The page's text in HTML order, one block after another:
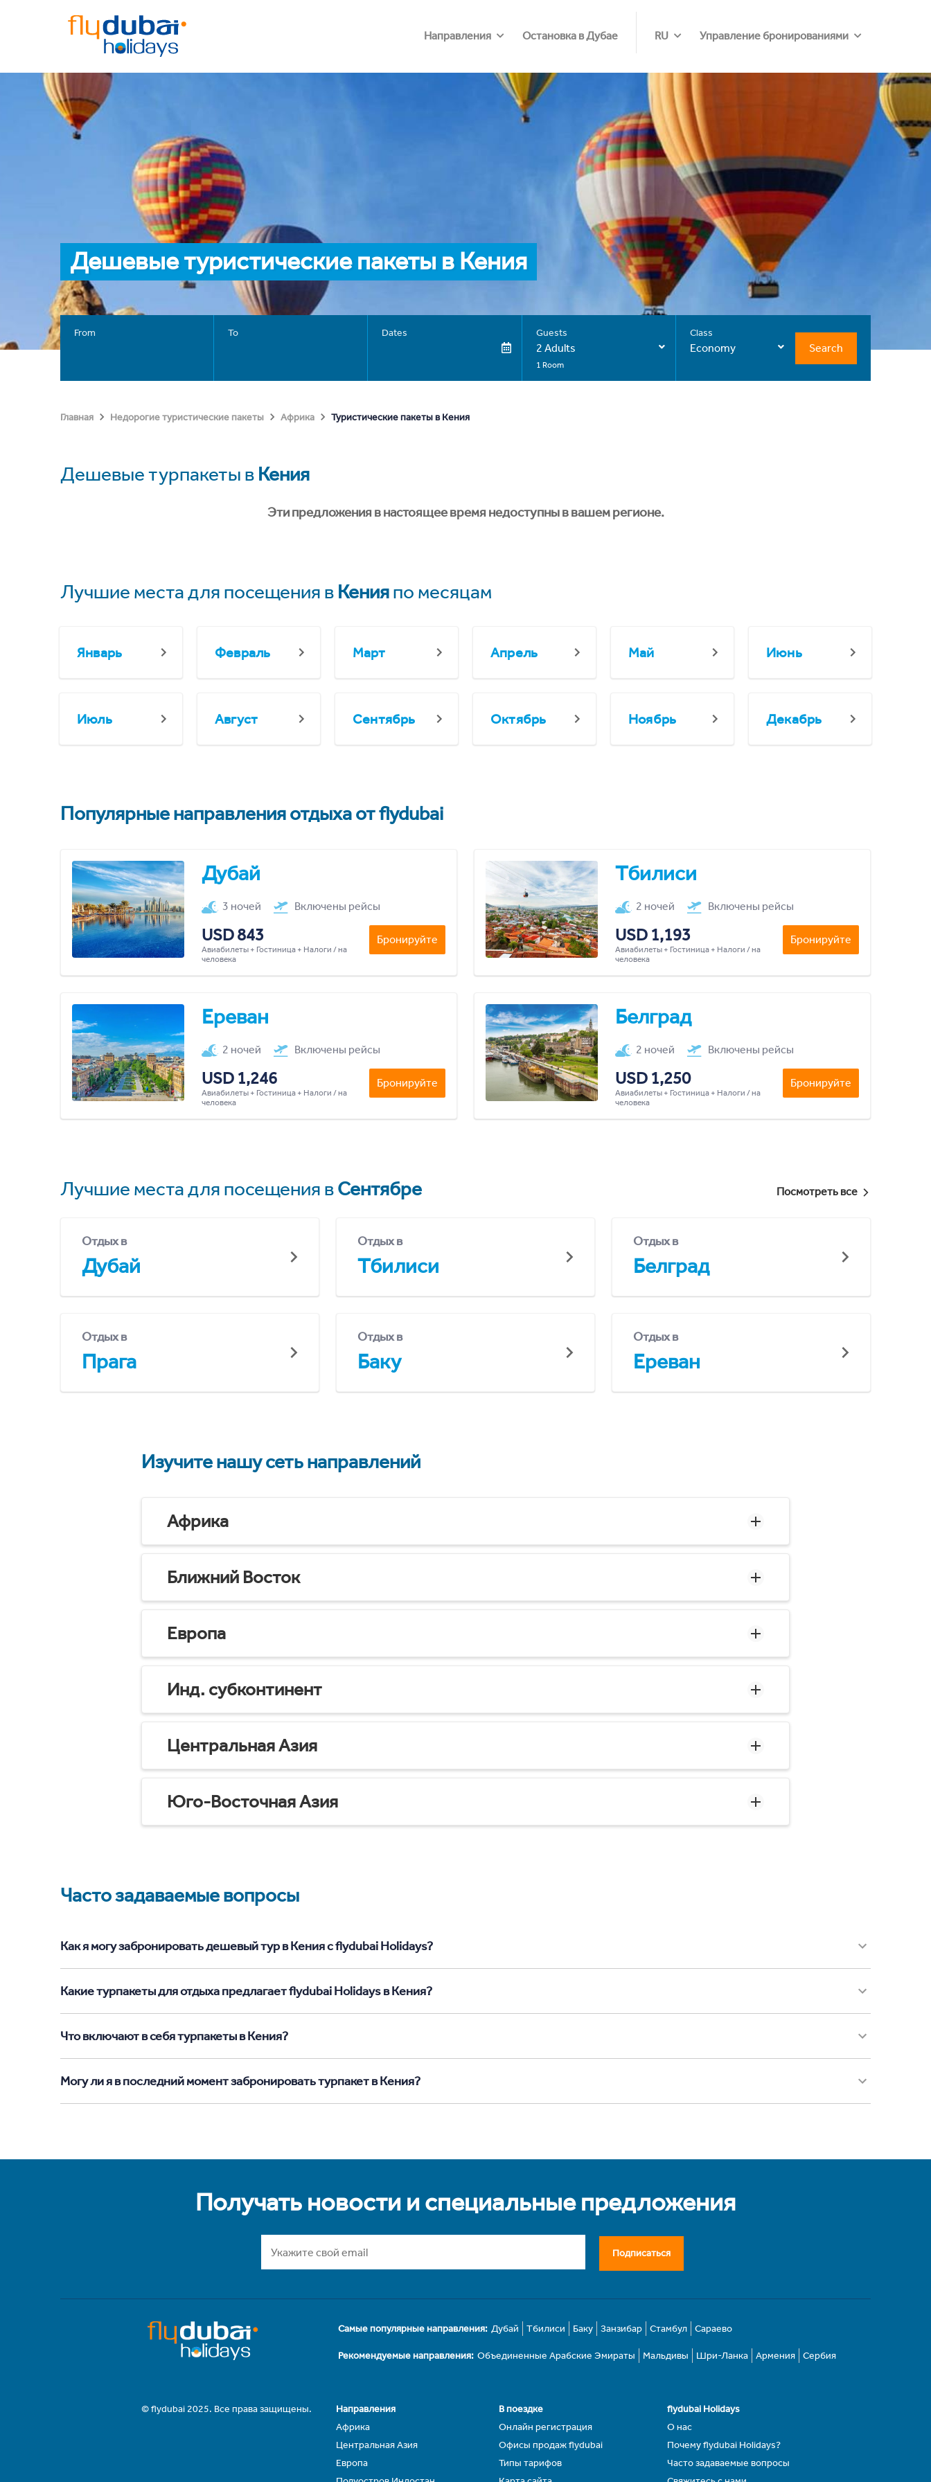
Направления Остановка в Дубае RU Управление бронированиями
Дешевые туристические пакеты в Кения
From To Dates Guests
2 Adults
1 Room
Class
Economy Search
Главная Недорогие туристические пакеты Африка Туристические пакеты в Кения
Дешевые турпакеты в Кения
Эти предложения в настоящее время недоступны в вашем регионе.
Лучшие места для посещения в Кенияпо месяцам
Январь Февраль Март Апрель Май Июнь
Июль Август Сентябрь Октябрь Ноябрь Декабрь
Популярные направления отдыха от flydubai
Дубай
3 ночей Включены рейсы
USD 843
Авиабилеты + Гостиница + Налоги / на
человека
Бронируйте
Тбилиси
2 ночей Включены рейсы
USD 1,193
Авиабилеты + Гостиница + Налоги / на
человека
Бронируйте
Ереван
2 ночей Включены рейсы
USD 1,246
Авиабилеты + Гостиница + Налоги / на
человека
Бронируйте
Белград
2 ночей Включены рейсы
USD 1,250
Авиабилеты + Гостиница + Налоги / на
человека
Бронируйте
Лучшие места для посещения вСентябре Посмотреть все
Отдых в
Дубай
Отдых в
Тбилиси
Отдых в
Белград
Отдых в
Прага
Отдых в
Баку
Отдых в
Ереван
Изучите нашу сеть направлений
Африка
Ближний Восток
Европа
Инд. субконтинент
Центральная Азия
Юго-Восточная Азия
Часто задаваемые вопросы
Как я могу забронировать дешевый тур в Кения с flydubai Holidays?
Какие турпакеты для отдыха предлагает flydubai Holidays в Кения?
Что включают в себя турпакеты в Кения?
Могу ли я в последний момент забронировать турпакет в Кения?
Получать новости и специальные предложения
Подписаться
Самые популярные направления: Дубай Тбилиси Баку Занзибар Стамбул Сараево
Рекомендуемые направления: Объединенные Арабские Эмираты Мальдивы Шри-Ланка Армения Сербия
© flydubai 2025. Все права защищены.
Направления
Африка
Центральная Азия
Европа
В поездке
Онлайн регистрация
Офисы продаж flydubai
Типы тарифов
flydubai Holidays
О нас
Почему flydubai Holidays?
Часто задаваемые вопросы